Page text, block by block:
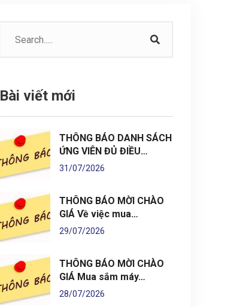
Bài viết mới
THÔNG BÁO DANH SÁCH
ỨNG VIÊN ĐỦ ĐIỀU…
31/07/2026
THÔNG BÁO MỜI CHÀO
GIÁ Về việc mua…
29/07/2026
THÔNG BÁO MỜI CHÀO
GIÁ Mua sắm máy…
28/07/2026